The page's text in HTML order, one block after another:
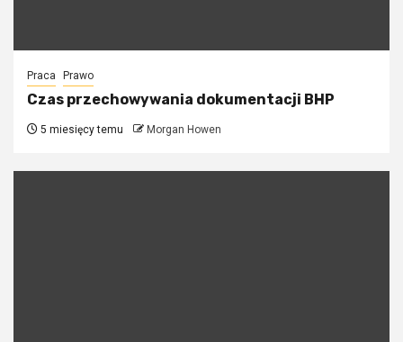
Praca Prawo
Czas przechowywania dokumentacji BHP
5 miesięcy temu Morgan Howen